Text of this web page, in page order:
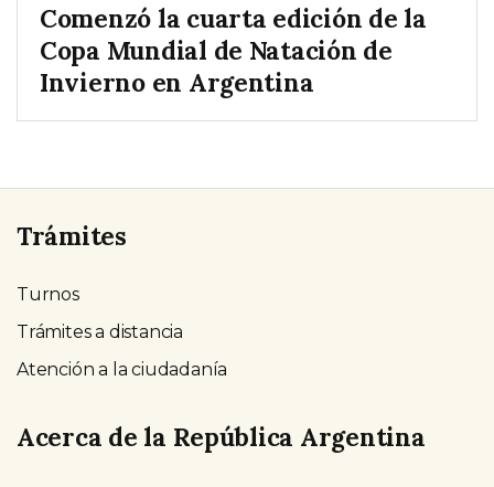
Comenzó la cuarta edición de la
Copa Mundial de Natación de
Invierno en Argentina
Trámites
Turnos
Trámites a distancia
Atención a la ciudadanía
Acerca de la República Argentina